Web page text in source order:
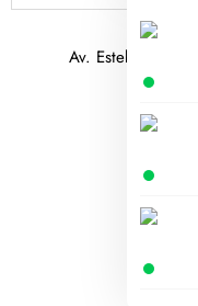
Av. Esteban
Lunes